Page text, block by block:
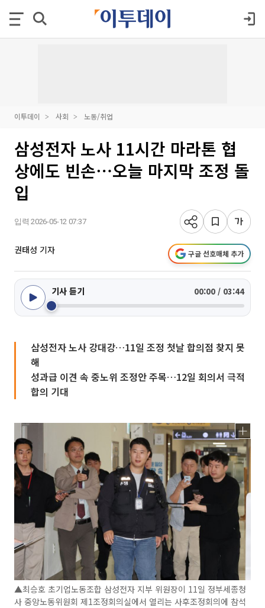
이투데이 사회 노동/취업
삼성전자 노사 11시간 마라톤 협
상에도 빈손⋯오늘 마지막 조정 돌
입
입력 2026-05-12 07:37
권태성 기자 구글 선호매체 추가
기사 듣기 00:00 / 03:44
삼성전자 노사 강대강…11일 조정 첫날 합의점 찾지 못
해
성과급 이견 속 중노위 조정안 주목…12일 회의서 극적
합의 기대
▲최승호 초기업노동조합 삼성전자 지부 위원장이 11일 정부세종청
사 중앙노동위원회 제1조정회의실에서 열리는 사후조정회의에 참석